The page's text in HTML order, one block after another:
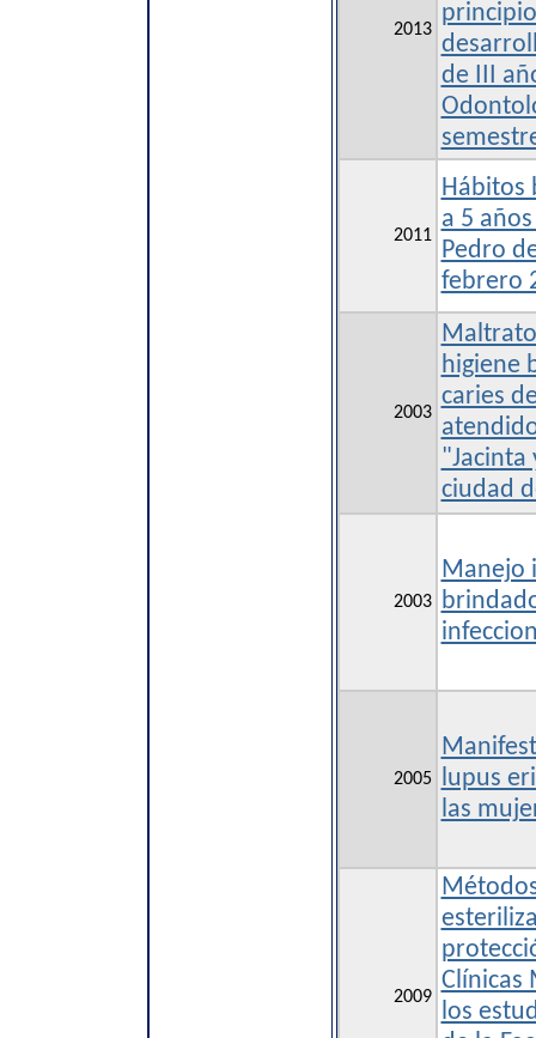
2013
de III
2011
Hábitos
a 5
Pedro
febrero
2003
higiene
caries
"Jacinta
ciudad
2003
Manejo
2005 lupus
las
2009
Clínicas
los